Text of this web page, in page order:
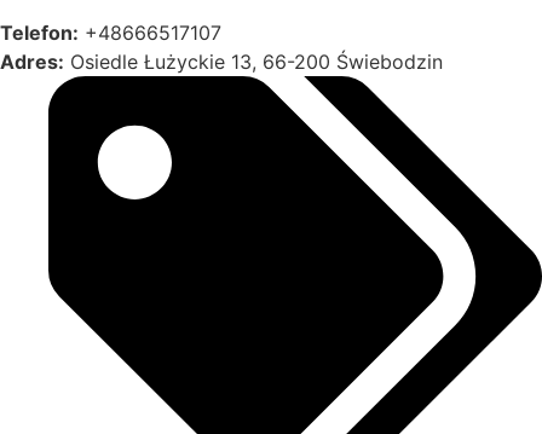
Telefon: +48666517107
Adres: Osiedle Łużyckie 13, 66-200 Świebodzin